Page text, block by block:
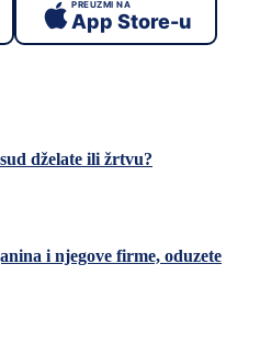
PREUZMI NA
App Store-u
dželate ili žrtvu?
i njegove firme, oduzete